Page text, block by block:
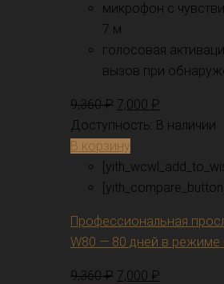
микрофон с
7 м
голосовая
вызов при
9,360₽ 7,000 ₽
Доступность: В наличии
В корзину
[yith_compare_button]
Профессиональная
W80 — 80 дней в режиме
9,360₽ 7,000 ₽